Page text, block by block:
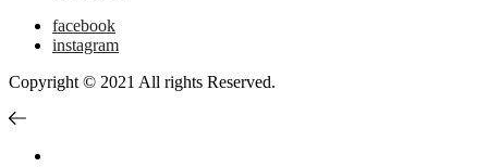
facebook
instagram
Copyright © 2021 All rights Reserved.